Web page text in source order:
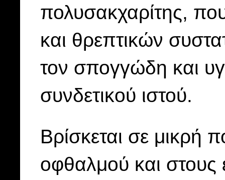
πολυσακχαρίτης,
και θρεπτικών
τον σπογγώδη και
συνδετικού ιστού.
Βρίσκεται σε μικρή
οφθαλμού και στους